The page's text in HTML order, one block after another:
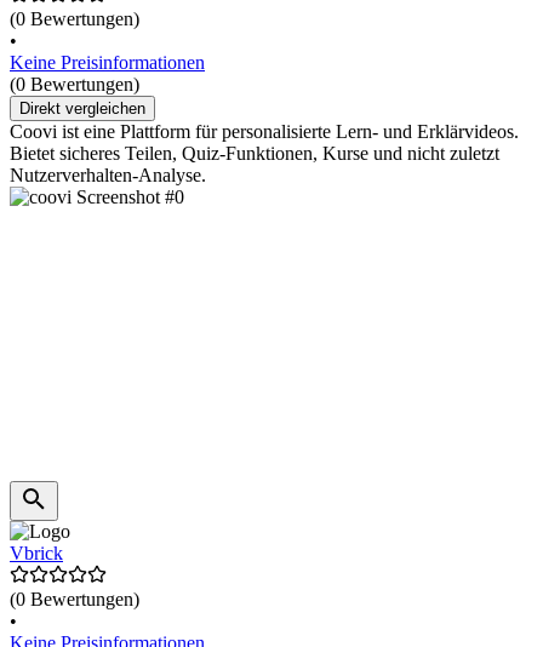
(0 Bewertungen)
•
Keine Preisinformationen
(0 Bewertungen)
Direkt vergleichen
Coovi ist eine Plattform für personalisierte Lern- und Erklärvideos.
Bietet sicheres Teilen, Quiz-Funktionen, Kurse und nicht zuletzt
Nutzerverhalten-Analyse.
Vbrick
(0 Bewertungen)
•
Keine Preisinformationen